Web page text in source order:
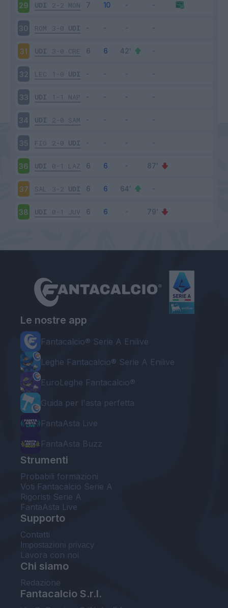
29 UDI 2-2 MON
30 ROM 3-0 UDI
31 UDI 3-0 CRE
32 LEC 1-0 UDI
33 UDI 1-1 NAP
34 UDI 2-0 SAM
35 FIO 2-0 UDI
36 UDI 0-1 LAZ
37 SAL 3-2 UDI
38 UDI 0-1 JUV
Le nostre app
Fantacalcio® Serie A Enilive
Leghe Fantacalcio® Serie A Enilive
EuroLeghe Fantacalcio®
Guida per l'asta perfetta
FantaAsta Live
FantaAsta Buzz
Strumenti
Probabili formazioni
Voti Fantacalcio Serie A
Rigoristi Serie A
FantaAsta Live
Supporto
Contatti
Impostazioni privacy
Lavora con noi
Chi siamo
Redazione
Fantacalcio S.r.l.